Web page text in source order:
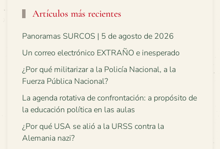
Artículos más recientes
Panoramas SURCOS | 5 de agosto de 2026
Un correo electrónico EXTRAÑO e inesperado
¿Por qué militarizar a la Policía Nacional, a la
Fuerza Pública Nacional?
La agenda rotativa de confrontación: a propósito de
la educación política en las aulas
¿Por qué USA se alió a la URSS contra la
Alemania nazi?